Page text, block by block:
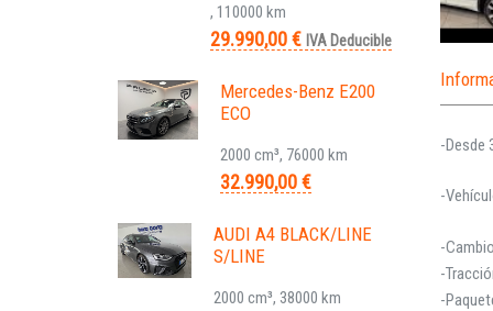
-Desde
-
-
-
-
, 110000 km
29.990,00 €IVA Deducible
Mercedes-Benz E200
ECO
2000 cm³, 76000 km
32.990,00 €
AUDI A4 BLACK/LINE
S/LINE
2000 cm³, 38000 km